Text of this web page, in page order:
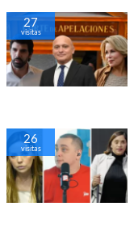
27
visitas
26
visitas